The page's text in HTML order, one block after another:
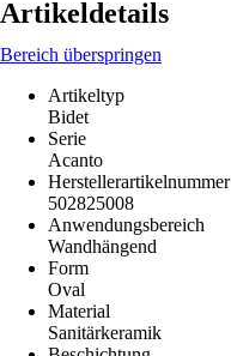
Artikeldetails
Bereich überspringen
Artikeltyp
Bidet
Serie
Acanto
Herstellerartikelnummer
502825008
Anwendungsbereich
Wandhängend
Form
Oval
Material
Sanitärkeramik